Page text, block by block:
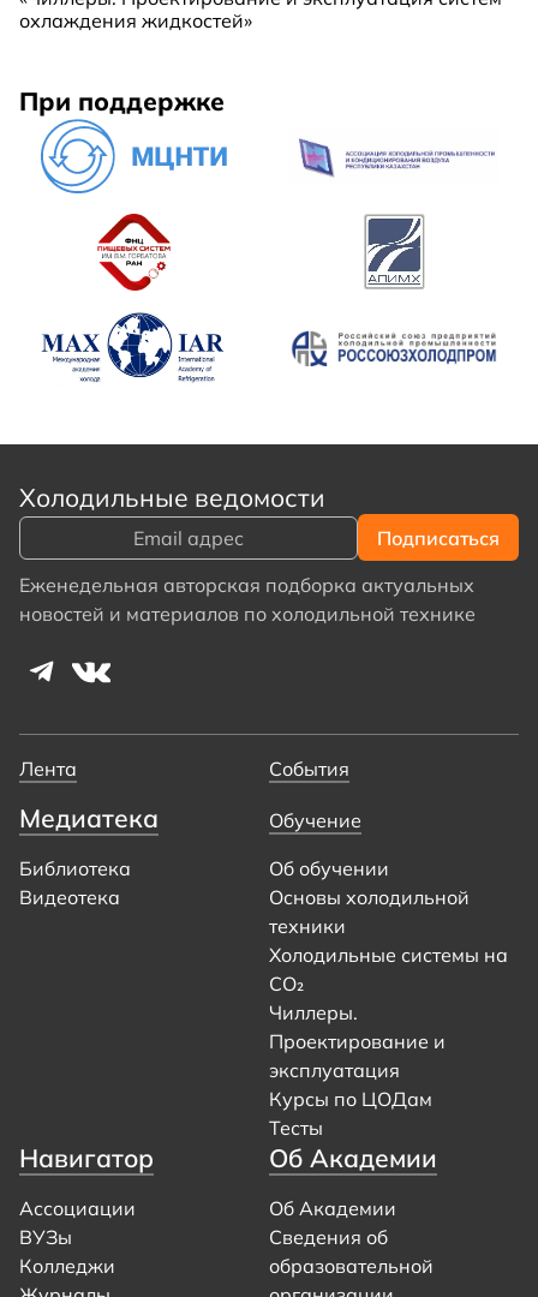
охлаждения жидкостей»
При поддержке
Холодильные ведомости
Еженедельная авторская подборка актуальных
новостей и материалов по холодильной технике
Лента События
Медиатека
Библиотека
Видеотека
Обучение
Об обучении
Основы холодильной
техники
Холодильные системы на
CO₂
Чиллеры.
Проектирование и
эксплуатация
Курсы по ЦОДам
Тесты
Навигатор
Ассоциации
ВУЗы
Колледжи
Об Академии
Об Академии
Сведения об
образовательной